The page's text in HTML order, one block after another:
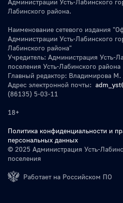
Администрации Усть-Лабинского
Лабинского района.
Наименование сетевого издания
Администрации Усть-Лабинского
Лабинского района"
Учредитель: Администрация Усть-
поселения Усть-Лабинского района
Главный редактор: Владимирова М.
Адрес электронной почты:
(86135) 5-03-11
18+
Политика конфиденциальности и
персональных данных
© 2025 Администрация Усть-
поселения
Работает на Российском ПО